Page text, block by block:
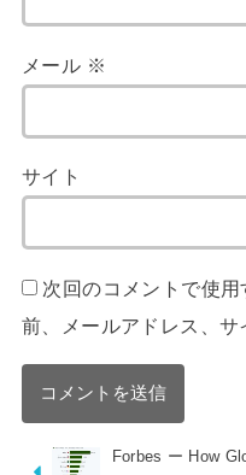
メール ※
サイト
次回のコメントで使
前、メールアドレス、サ
Forbes ー How